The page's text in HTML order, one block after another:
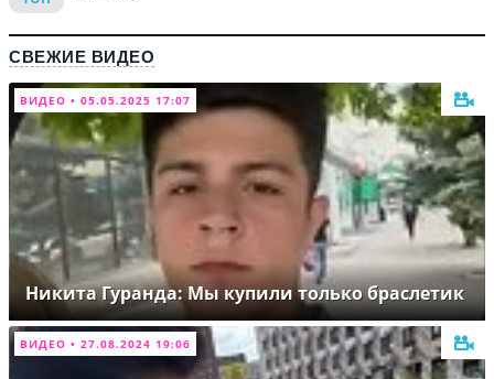
СВЕЖИЕ ВИДЕО
ВИДЕО • 05.05.2025 17:07
Никита Гуранда: Мы купили только браслетик
ВИДЕО • 27.08.2024 19:06